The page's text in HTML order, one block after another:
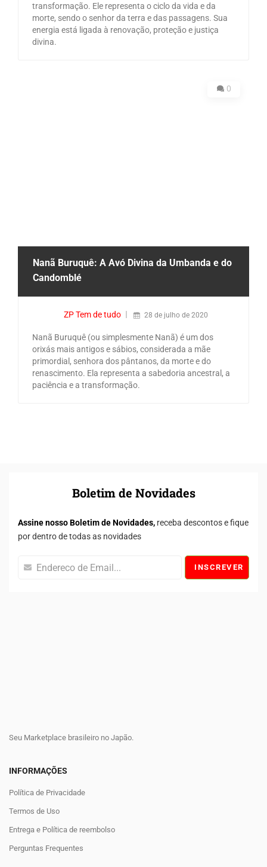
transformação. Ele representa o ciclo da vida e da
morte, sendo o senhor da terra e das passagens. Sua
energia está ligada à renovação, proteção e justiça
divina.
0
Nanã Buruquê: A Avó Divina da Umbanda e do
Candomblé
ZP Tem de tudo 28 de julho de 2020
Nanã Buruquê (ou simplesmente Nanã) é um dos
orixás mais antigos e sábios, considerada a mãe
primordial, senhora dos pântanos, da morte e do
renascimento. Ela representa a sabedoria ancestral, a
paciência e a transformação.
Boletim de Novidades
Assine nosso Boletim de Novidades, receba descontos e fique
por dentro de todas as novidades
INSCREVER
Seu Marketplace brasileiro no Japão.
INFORMAÇÕES
Política de Privacidade
Termos de Uso
Entrega e Política de reembolso
Perguntas Frequentes